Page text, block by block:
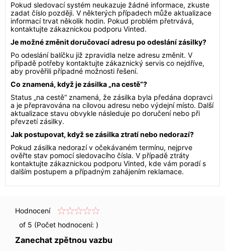
Pokud sledovací systém neukazuje žádné informace, zkuste
zadat číslo později. V některých případech může aktualizace
informací trvat několik hodin. Pokud problém přetrvává,
kontaktujte zákaznickou podporu Vinted.
Je možné změnit doručovací adresu po odeslání zásilky?
Po odeslání balíčku již zpravidla nelze adresu změnit. V
případě potřeby kontaktujte zákaznický servis co nejdříve,
aby prověřili případné možnosti řešení.
Co znamená, když je zásilka „na cestě“?
Status „na cestě“ znamená, že zásilka byla předána dopravci
a je přepravována na cílovou adresu nebo výdejní místo. Další
aktualizace stavu obvykle následuje po doručení nebo při
převzetí zásilky.
Jak postupovat, když se zásilka ztratí nebo nedorazí?
Pokud zásilka nedorazí v očekávaném termínu, nejprve
ověřte stav pomocí sledovacího čísla. V případě ztráty
kontaktujte zákaznickou podporu Vinted, kde vám poradí s
dalším postupem a případným zahájením reklamace.
Hodnocení
of 5 (Počet hodnocení: )
Zanechat zpětnou vazbu